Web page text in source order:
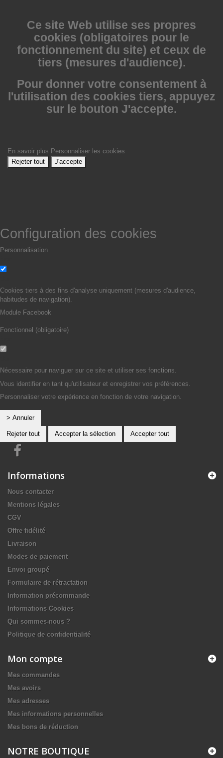
Ce site Web utilise ses propres
cookies (obligatoires pour le
fonctionnement du site) et ceux de
tiers (mesures d'audience).
Pour donner votre consentement à
l'utilisation des cookies tiers, appuyez
sur le bouton J'accepte.
En savoir plus Personnaliser les cookies
Rejeter tout
J'accepte
Configuration des cookies
Personnalisation
Cookies tiers à des fins d'analyse uniquement (mesures d'audience,
habitudes de navigation).
Module Facebook
Fonctionnel (obligatoire)
Nécessaire pour naviguer sur ce site et utiliser ses fonctions.
Vous identifier en tant qu'utilisateur et enregistrer vos préférences.
Personnaliser votre expérience en fonction de votre navigation.
> Annuler
Rejeter tout Accepter la sélection Accepter tout
Informations
Nous contacter
Mentions légales
CGV
Offre fidélité
Livraison
Modes de paiement
Envoi groupé
Formulaire de rétractation
Information précommande
Informations Cookies
Qui sommes-nous ?
Politique de confidentialité
Mon compte
Mes commandes
Mes avoirs
Mes adresses
Mes informations personnelles
Mes bons de réduction
NOTRE BOUTIQUE